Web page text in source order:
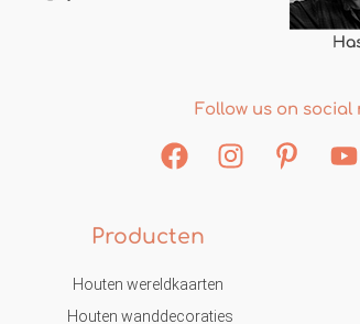
Follow us on social
Producten
Houten wereldkaarten
Houten wanddecoraties